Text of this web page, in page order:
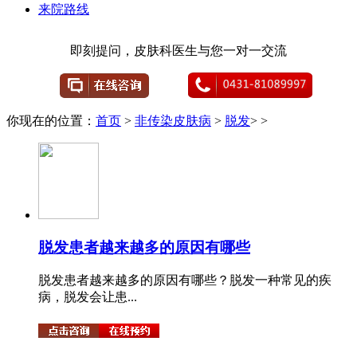
来院路线
即刻提问，皮肤科医生与您一对一交流
你现在的位置： 首页 > 非传染皮肤病 > 脱发> >
脱发患者越来越多的原因有哪些
脱发患者越来越多的原因有哪些？脱发一种常见的疾
病，脱发会让患...